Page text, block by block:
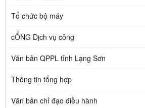
Tổ chức bộ máy
cỔNG Dịch vụ công
Văn bản QPPL tỉnh Lạng Sơn
Thông tin tổng hợp
Văn bản chỉ đạo điều hành